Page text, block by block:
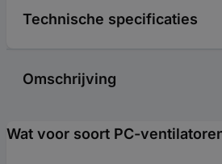
Technische specificaties
Omschrijving
Wat voor soort PC-